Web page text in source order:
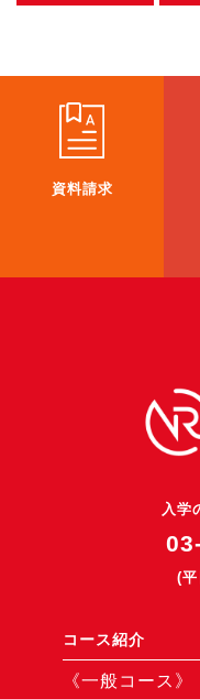
《3DGS》
3D Gaussian Splatting
3DGSニュース
《受託開発》
《最新プロダクト》
バーチャルイベントプ
3D空間キャプチャーア
Apple Vision Pro アプリ
HoloLens 2 アプリ開発
資料請求
入学
(
コース紹介
《一般コース》